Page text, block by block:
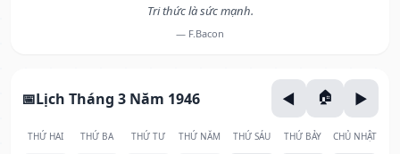
Tri thức là sức mạnh.
— F.Bacon
Lịch Tháng 3 Năm 1946
THỨ HAI THỨ BA THỨ TƯ THỨ NĂM THỨ SÁU THỨ BẢY CHỦ NHẬT